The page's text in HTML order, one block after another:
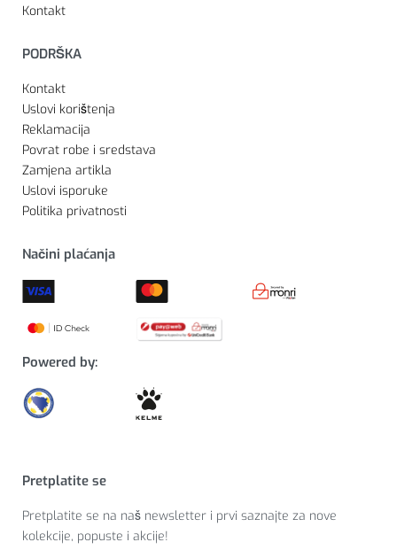
Kontakt
PODRŠKA
Kontakt
Uslovi korištenja
Reklamacija
Povrat robe i sredstava
Zamjena artikla
Uslovi isporuke
Politika privatnosti
Načini plaćanja
Powered by:
Pretplatite se
Pretplatite se na naš newsletter i prvi saznajte za nove
kolekcije, popuste i akcije!